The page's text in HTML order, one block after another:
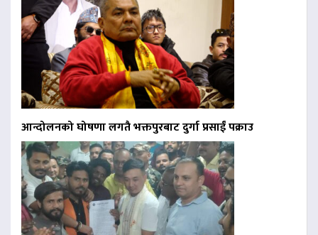
आन्दोलनको घोषणा लगतै भक्तपुरबाट दुर्गा प्रसाईं पक्राउ